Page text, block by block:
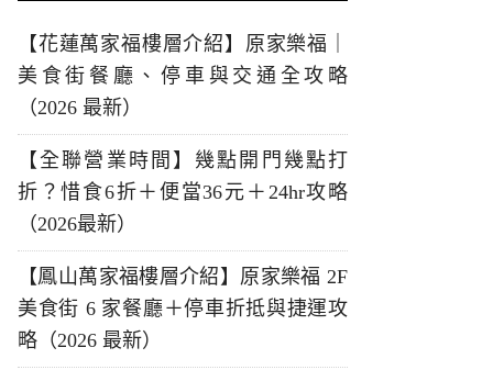
【花蓮萬家福樓層介紹】原家樂福｜
美食街餐廳、停車與交通全攻略
（2026 最新）
【全聯營業時間】幾點開門幾點打
折？惜食6折＋便當36元＋24hr攻略
（2026最新）
【鳳山萬家福樓層介紹】原家樂福 2F
美食街 6 家餐廳＋停車折抵與捷運攻
略（2026 最新）